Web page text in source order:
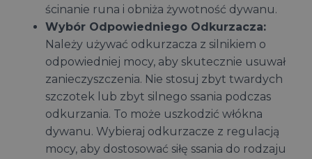
ścinanie runa i obniża żywotność dywanu.
Wybór Odpowiedniego Odkurzacza:
Należy używać odkurzacza z silnikiem o
odpowiedniej mocy, aby skutecznie usuwał
zanieczyszczenia. Nie stosuj zbyt twardych
szczotek lub zbyt silnego ssania podczas
odkurzania. To może uszkodzić włókna
dywanu. Wybieraj odkurzacze z regulacją
mocy, aby dostosować siłę ssania do rodzaju